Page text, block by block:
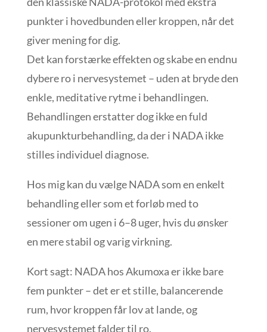
punkter i hovedbunden eller kroppen, når det
giver mening for dig.
Det kan forstærke effekten og skabe en endnu
dybere ro i nervesystemet – uden at bryde den
enkle, meditative rytme i behandlingen.
Behandlingen erstatter dog ikke en fuld
akupunkturbehandling, da der i NADA ikke
stilles individuel diagnose.
Hos mig kan du vælge NADA som en enkelt
behandling eller som et forløb med to
sessioner om ugen i 6–8 uger, hvis du ønsker
en mere stabil og varig virkning.
Kort sagt: NADA hos Akumoxa er ikke bare
fem punkter – det er et stille, balancerende
rum, hvor kroppen får lov at lande, og
nervesystemet falder til ro.